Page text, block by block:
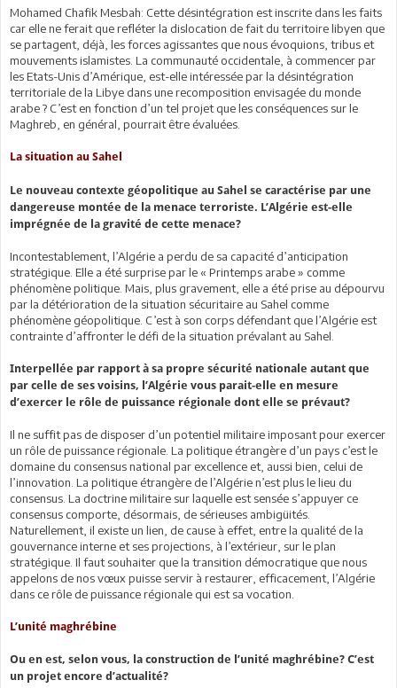
Mohamed Chafik Mesbah: Cette désintégration est inscrite dans les faits
car elle ne ferait que refléter la dislocation de fait du territoire libyen que
se partagent, déjà, les forces agissantes que nous évoquions, tribus et
mouvements islamistes. La communauté occidentale, à commencer par
les Etats-Unis d’Amérique, est-elle intéressée par la désintégration
territoriale de la Libye dans une recomposition envisagée du monde
arabe ? C’est en fonction d’un tel projet que les conséquences sur le
Maghreb, en général, pourrait être évaluées.
La situation au Sahel
Le nouveau contexte géopolitique au Sahel se caractérise par une
dangereuse montée de la menace terroriste. L’Algérie est-elle
imprégnée de la gravité de cette menace?
Incontestablement, l’Algérie a perdu de sa capacité d’anticipation
stratégique. Elle a été surprise par le « Printemps arabe » comme
phénomène politique. Mais, plus gravement, elle a été prise au dépourvu
par la détérioration de la situation sécuritaire au Sahel comme
phénomène géopolitique. C’est à son corps défendant que l’Algérie est
contrainte d’affronter le défi de la situation prévalant au Sahel.
Interpellée par rapport à sa propre sécurité nationale autant que
par celle de ses voisins, l’Algérie vous parait-elle en mesure
d’exercer le rôle de puissance régionale dont elle se prévaut?
Il ne suffit pas de disposer d’un potentiel militaire imposant pour exercer
un rôle de puissance régionale. La politique étrangère d’un pays c’est le
domaine du consensus national par excellence et, aussi bien, celui de
l’innovation. La politique étrangère de l’Algérie n’est plus le lieu du
consensus. La doctrine militaire sur laquelle est sensée s’appuyer ce
consensus comporte, désormais, de sérieuses ambigüités.
Naturellement, il existe un lien, de cause à effet, entre la qualité de la
gouvernance interne et ses projections, à l’extérieur, sur le plan
stratégique. Il faut souhaiter que la transition démocratique que nous
appelons de nos vœux puisse servir à restaurer, efficacement, l’Algérie
dans ce rôle de puissance régionale qui est sa vocation.
L’unité maghrébine
Ou en est, selon vous, la construction de l’unité maghrébine? C’est
un projet encore d’actualité?